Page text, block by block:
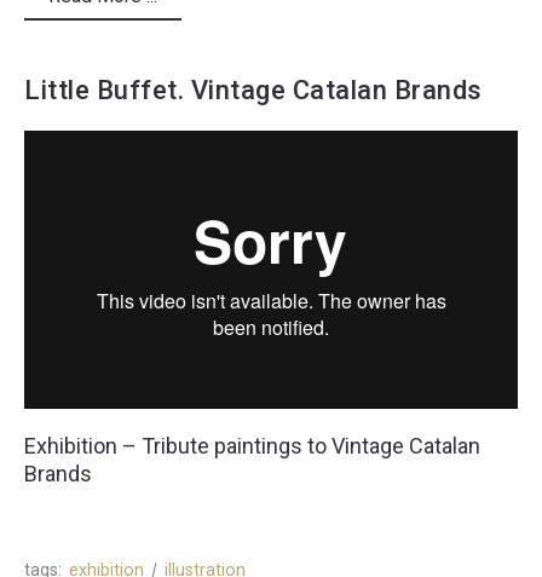
Little Buffet. Vintage Catalan Brands
Exhibition – Tribute paintings to Vintage Catalan
Brands
tags: exhibition illustration